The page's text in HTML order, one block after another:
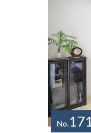
No.171